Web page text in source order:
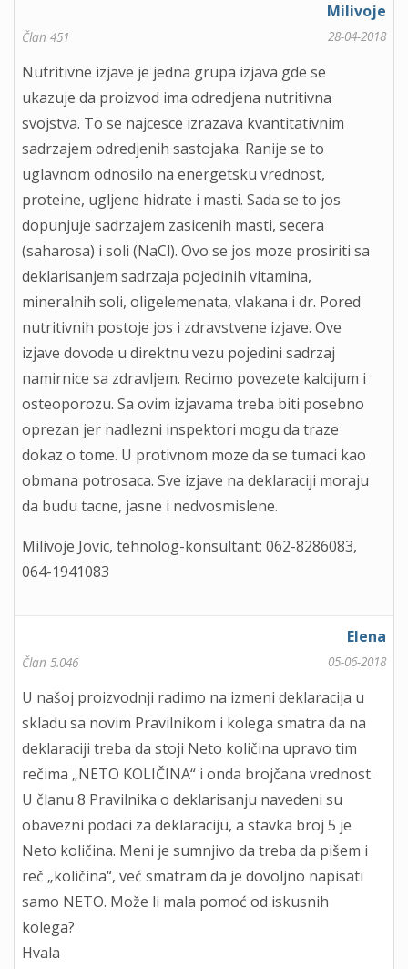
Milivoje
Član 451 28-04-2018
Nutritivne izjave je jedna grupa izjava gde se
ukazuje da proizvod ima odredjena nutritivna
svojstva. To se najcesce izrazava kvantitativnim
sadrzajem odredjenih sastojaka. Ranije se to
uglavnom odnosilo na energetsku vrednost,
proteine, ugljene hidrate i masti. Sada se to jos
dopunjuje sadrzajem zasicenih masti, secera
(saharosa) i soli (NaCl). Ovo se jos moze prosiriti sa
deklarisanjem sadrzaja pojedinih vitamina,
mineralnih soli, oligelemenata, vlakana i dr. Pored
nutritivnih postoje jos i zdravstvene izjave. Ove
izjave dovode u direktnu vezu pojedini sadrzaj
namirnice sa zdravljem. Recimo povezete kalcijum i
osteoporozu. Sa ovim izjavama treba biti posebno
oprezan jer nadlezni inspektori mogu da traze
dokaz o tome. U protivnom moze da se tumaci kao
obmana potrosaca. Sve izjave na deklaraciji moraju
da budu tacne, jasne i nedvosmislene.
Milivoje Jovic, tehnolog-konsultant; 062-8286083,
064-1941083
Elena
Član 5.046 05-06-2018
U našoj proizvodnji radimo na izmeni deklaracija u
skladu sa novim Pravilnikom i kolega smatra da na
deklaraciji treba da stoji Neto količina upravo tim
rečima „NETO KOLIČINA“ i onda brojčana vrednost.
U članu 8 Pravilnika o deklarisanju navedeni su
obavezni podaci za deklaraciju, a stavka broj 5 je
Neto količina. Meni je sumnjivo da treba da pišem i
reč „količina“, već smatram da je dovoljno napisati
samo NETO. Može li mala pomoć od iskusnih
kolega?
Hvala